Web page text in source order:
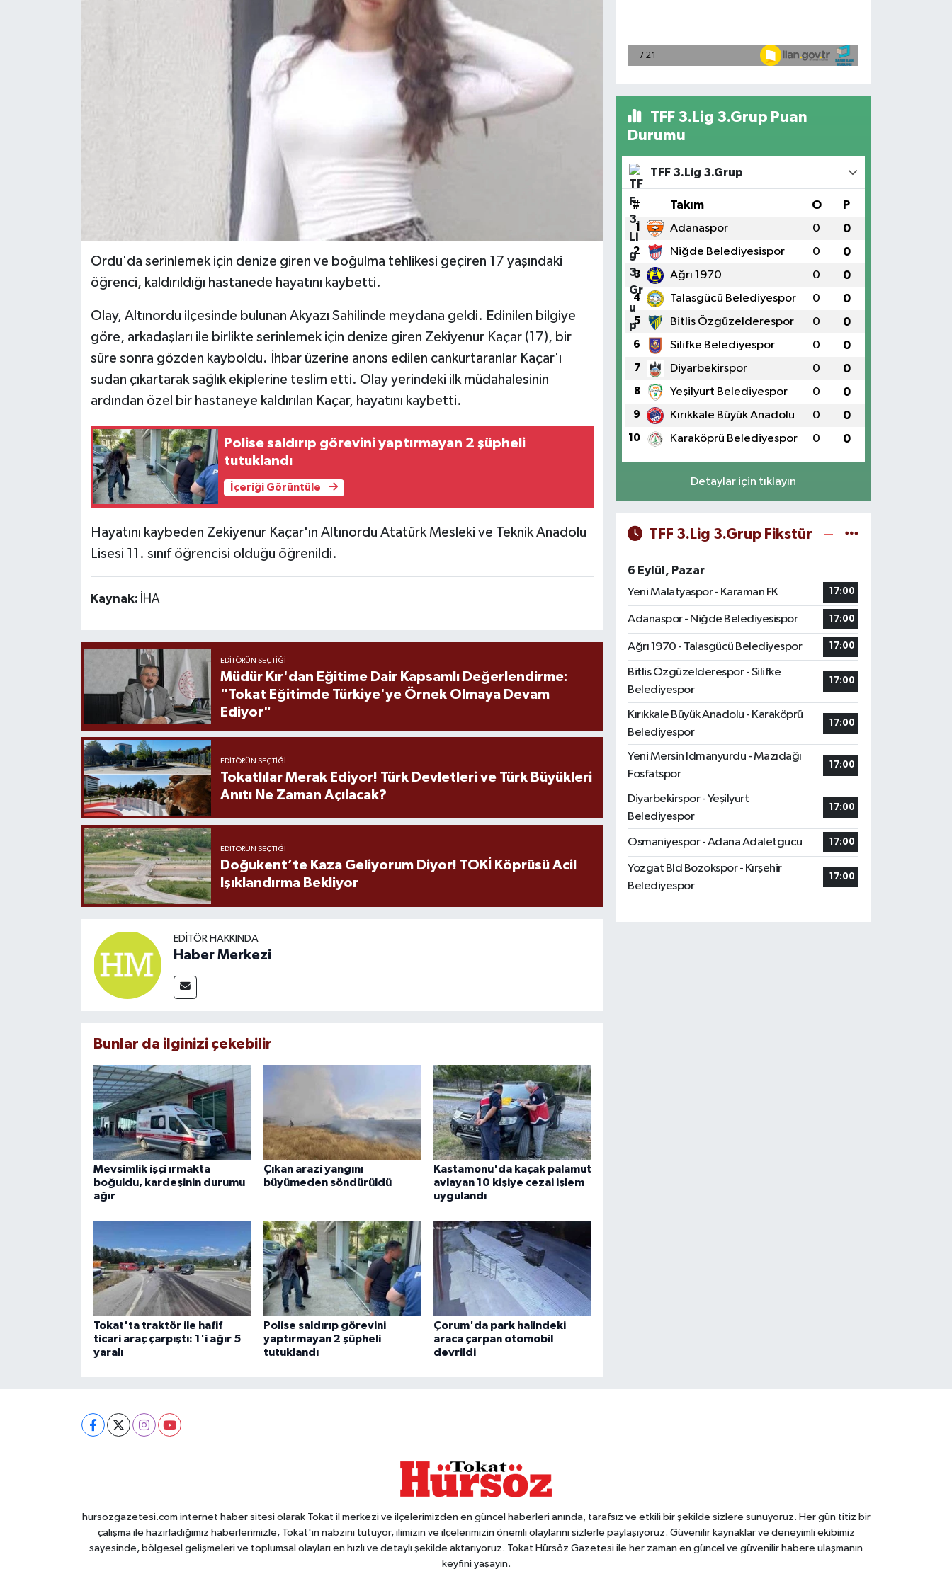
Ordu'da serinlemek için denize giren ve boğulma tehlikesi geçiren 17 yaşındaki
öğrenci, kaldırıldığı hastanede hayatını kaybetti.
Olay, Altınordu ilçesinde bulunan Akyazı Sahilinde meydana geldi. Edinilen bilgiye
göre, arkadaşları ile birlikte serinlemek için denize giren Zekiyenur Kaçar (17), bir
süre sonra gözden kayboldu. İhbar üzerine anons edilen cankurtaranlar Kaçar'ı
sudan çıkartarak sağlık ekiplerine teslim etti. Olay yerindeki ilk müdahalesinin
ardından özel bir hastaneye kaldırılan Kaçar, hayatını kaybetti.
Polise saldırıp görevini yaptırmayan 2 şüpheli
tutuklandı
İçeriği Görüntüle
Hayatını kaybeden Zekiyenur Kaçar'ın Altınordu Atatürk Mesleki ve Teknik Anadolu
Lisesi 11. sınıf öğrencisi olduğu öğrenildi.
Kaynak: İHA
EDITÖRÜN SEÇTIĞI
Müdür Kır'dan Eğitime Dair Kapsamlı Değerlendirme:
"Tokat Eğitimde Türkiye'ye Örnek Olmaya Devam
Ediyor"
EDITÖRÜN SEÇTIĞI
Tokatlılar Merak Ediyor! Türk Devletleri ve Türk Büyükleri
Anıtı Ne Zaman Açılacak?
EDITÖRÜN SEÇTIĞI
Doğukent’te Kaza Geliyorum Diyor! TOKİ Köprüsü Acil
Işıklandırma Bekliyor
EDITÖR HAKKINDA
Haber Merkezi
Bunlar da ilginizi çekebilir
Mevsimlik işçi ırmakta
boğuldu, kardeşinin durumu
ağır
Çıkan arazi yangını
büyümeden söndürüldü
Kastamonu'da kaçak palamut
avlayan 10 kişiye cezai işlem
uygulandı
Tokat'ta traktör ile hafif
ticari araç çarpıştı: 1'i ağır 5
yaralı
Polise saldırıp görevini
yaptırmayan 2 şüpheli
tutuklandı
Çorum'da park halindeki
araca çarpan otomobil
devrildi
TFF 3.Lig 3.Grup Puan
Durumu
TFF 3.Lig 3.Grup
# Takım O P
1 Adanaspor 0 0
2 Niğde Belediyesispor 0 0
3 Ağrı 1970 0 0
4 Talasgücü Belediyespor 0 0
5 Bitlis Özgüzelderespor 0 0
6 Silifke Belediyespor 0 0
7 Diyarbekirspor 0 0
8 Yeşilyurt Belediyespor 0 0
9 Kırıkkale Büyük Anadolu 0 0
10 Karaköprü Belediyespor 0 0
Detaylar için tıklayın
TFF 3.Lig 3.Grup Fikstür
6 Eylül, Pazar
Yeni Malatyaspor - Karaman FK
17:00
Adanaspor - Niğde Belediyesispor 17:00
Ağrı 1970 - Talasgücü Belediyespor 17:00
Bitlis Özgüzelderespor - Silifke
Belediyespor
17:00
Kırıkkale Büyük Anadolu - Karaköprü
Belediyespor
17:00
Yeni Mersin Idmanyurdu - Mazıdağı
Fosfatspor
17:00
Diyarbekirspor - Yeşilyurt
Belediyespor
17:00
Osmaniyespor - Adana Adaletgucu 17:00
Yozgat Bld Bozokspor - Kırşehir
Belediyespor
17:00
hursozgazetesi.com internet haber sitesi olarak Tokat il merkezi ve ilçelerimizden en güncel haberleri anında, tarafsız ve etkili bir şekilde sizlere sunuyoruz. Her gün titiz bir
çalışma ile hazırladığımız haberlerimizle, Tokat'ın nabzını tutuyor, ilimizin ve ilçelerimizin önemli olaylarını sizlerle paylaşıyoruz. Güvenilir kaynaklar ve deneyimli ekibimiz
sayesinde, bölgesel gelişmeleri ve toplumsal olayları en hızlı ve detaylı şekilde aktarıyoruz. Tokat Hürsöz Gazetesi ile her zaman en güncel ve güvenilir habere ulaşmanın
keyfini yaşayın.